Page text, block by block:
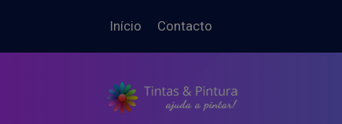
Início Contacto